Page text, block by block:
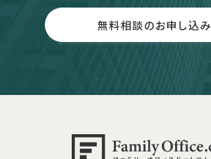
無料相談のお申し込み